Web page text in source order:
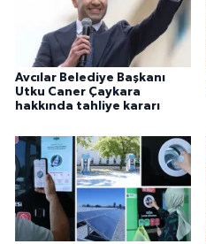
Avcılar Belediye Başkanı
Utku Caner Çaykara
hakkında tahliye kararı